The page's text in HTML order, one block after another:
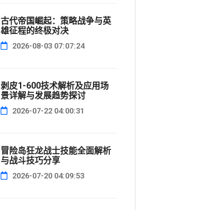
古代帝国崛起：策略战争与英
雄征程的终极对决
2026-08-03 07:07:24
剥皮1-600技术解析及应用场
景详解与发展趋势探讨
2026-07-22 04:00:31
冒险岛狂龙战士技能全面解析
与战斗技巧分享
2026-07-20 04:09:53